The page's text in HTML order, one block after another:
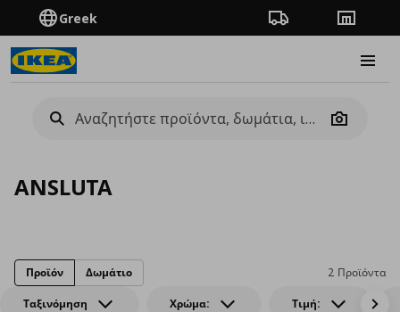
Greek Πορεία παραγγελίας
Camera
ANSLUTA
Ταξινόμηση Χρώμα: Τιμή:
2 Προϊόντα
Προϊόν Δωμάτιο